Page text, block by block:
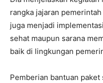
rangka jajaran
juga menjadi
sehat maupun sarana
baik di lingkungan
Pemberian bantuan